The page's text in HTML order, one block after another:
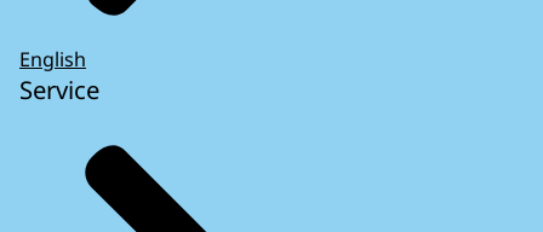
English
Service